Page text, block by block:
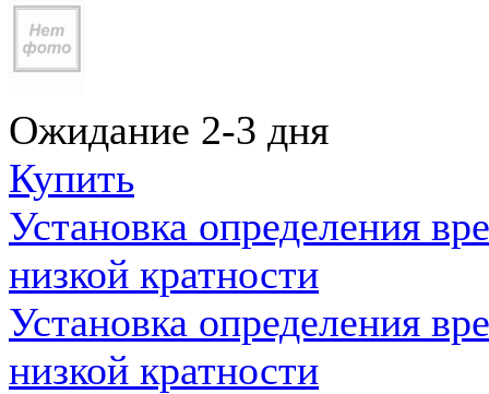
Ожидание 2-3 дня
Купить
Установка определения
низкой кратности
Установка определения
низкой кратности